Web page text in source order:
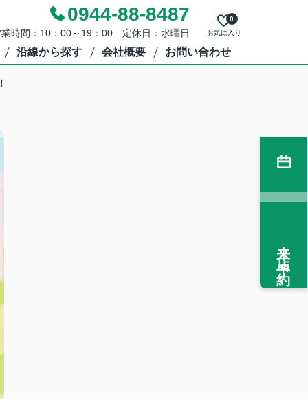
0944-88-8487
時間：10：00～19：00 定休日：水曜日 お気に入り
0
沿線から探す 会社概要 お問い合わせ
来店予約